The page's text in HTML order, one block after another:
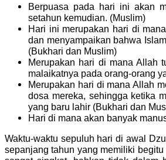
Berpuasa pada hari ini akan
setahun kemudian. (Muslim)
Hari ini merupakan hari di
dan menyampaikan bahwa
(Bukhari dan Muslim)
Merupakan hari di mana Allah
malaikatnya pada orang-orang
Merupakan hari di mana Allah
dosa mereka, sehingga ketika
yang baru lahir (Bukhari dan
Hari di mana akan banyak
Waktu-waktu sepuluh hari di awal
sepanjang tahun yang memiliki